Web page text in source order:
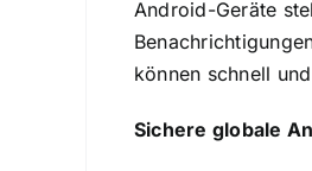
Android-Geräte
können schnell
Sichere globale